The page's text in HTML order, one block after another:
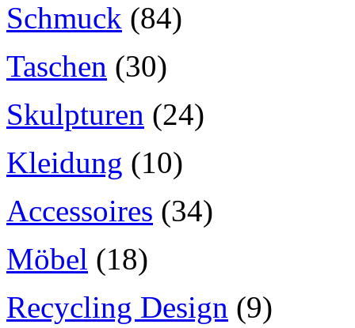
Schmuck (84)
Taschen (30)
Skulpturen (24)
Kleidung (10)
Accessoires (34)
Möbel (18)
Recycling Design (9)